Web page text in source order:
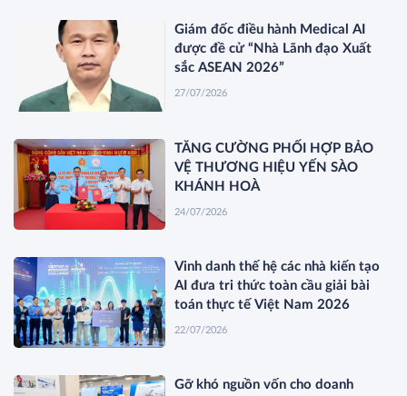
Giám đốc điều hành Medical AI
được đề cử “Nhà Lãnh đạo Xuất
sắc ASEAN 2026”
27/07/2026
TĂNG CƯỜNG PHỐI HỢP BẢO
VỆ THƯƠNG HIỆU YẾN SÀO
KHÁNH HOÀ
24/07/2026
Vinh danh thế hệ các nhà kiến tạo
AI đưa tri thức toàn cầu giải bài
toán thực tế Việt Nam 2026
22/07/2026
Gỡ khó nguồn vốn cho doanh